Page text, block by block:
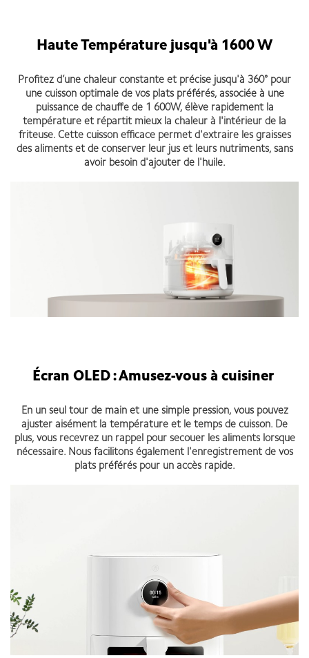
Haute Température jusqu'à 1600 W
Profitez d’une chaleur constante et précise jusqu'à 360° pour
une cuisson optimale de vos plats préférés, associée à une
puissance de chauffe de 1 600W, élève rapidement la
température et répartit mieux la chaleur à l'intérieur de la
friteuse. Cette cuisson efficace permet d'extraire les graisses
des aliments et de conserver leur jus et leurs nutriments, sans
avoir besoin d'ajouter de l'huile.
Écran OLED : Amusez-vous à cuisiner
En un seul tour de main et une simple pression, vous pouvez
ajuster aisément la température et le temps de cuisson. De
plus, vous recevrez un rappel pour secouer les aliments lorsque
nécessaire. Nous facilitons également l'enregistrement de vos
plats préférés pour un accès rapide.